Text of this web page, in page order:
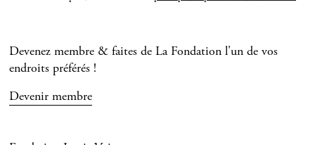
Devenez membre & faites de La Fondation l'un de vos
endroits préférés !
Devenir membre